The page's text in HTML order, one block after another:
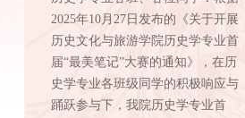
2025年10月27日发布的《关于开展
历史文化与旅游学院历史学专业首
届“最美笔记”大赛的通知》，在历
史学专业各班级同学的积极响应与
踊跃参与下，我院历史学专业首